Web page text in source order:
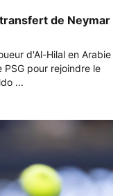
de Neymar
d'Al-Hilal en Arabie
PSG pour rejoindre le
...